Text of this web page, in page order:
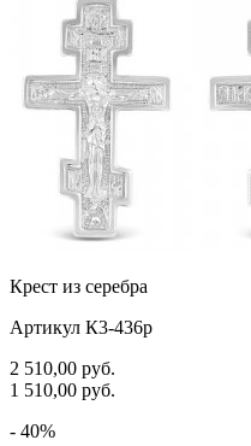
Крест из серебра
Артикул К3-436р
2 510,00 руб.
1 510,00 руб.
- 40%